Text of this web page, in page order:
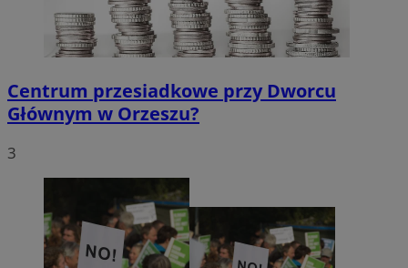
Centrum przesiadkowe przy Dworcu
Głównym w Orzeszu?
3